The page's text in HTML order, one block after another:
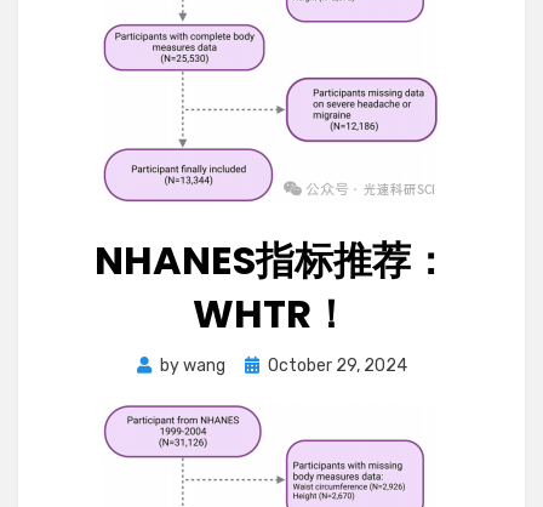
NHANES指标推荐：
WHTR！
bywang
Posted
October 29, 2024